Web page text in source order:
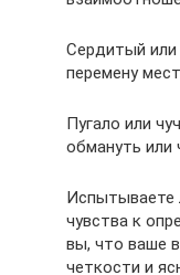
Сердитый
перемену
Пугало или
обмануть или
Испытываете
чувства к
вы, что ваше
четкости и